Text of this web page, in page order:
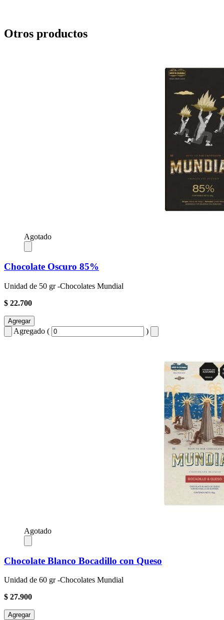
Otros productos
Agotado
Chocolate Oscuro 85%
Unidad de 50 gr -Chocolates Mundial
$ 22.700
Agregar
Agregado ( )
Agotado
Chocolate Blanco Bocadillo con Queso
Unidad de 60 gr -Chocolates Mundial
$ 27.900
Agregar